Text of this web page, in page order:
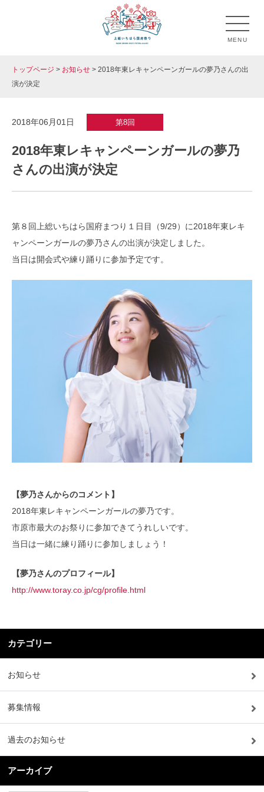
上総いちはら国府祭り
市原市のお祭り「上総いちはら国府祭り」の公式ホームペ
MENU
トップページ > お知らせ > 2018年東レキャンペーンガールの夢乃さんの出
演が決定
2018年06月01日 第8回
2018年東レキャンペーンガールの夢乃
さんの出演が決定
第８回上総いちはら国府まつり１日目（9/29）に2018年東レキ
ャンペーンガールの夢乃さんの出演が決定しました。
当日は開会式や練り踊りに参加予定です。
【夢乃さんからのコメント】
2018年東レキャンペーンガールの夢乃です。
市原市最大のお祭りに参加できてうれしいです。
当日は一緒に練り踊りに参加しましょう！
【夢乃さんのプロフィール】
http://www.toray.co.jp/cg/profile.html
カテゴリー
お知らせ
募集情報
過去のお知らせ
アーカイブ